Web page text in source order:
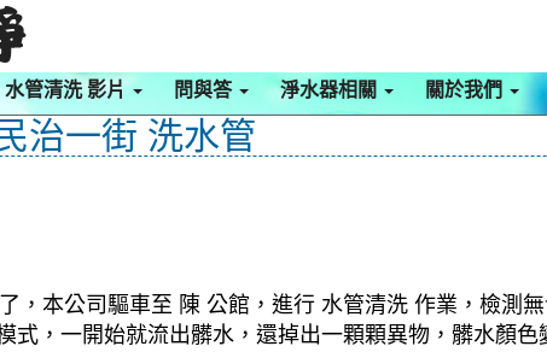
水管清洗 影片 問與答 淨水器相關 關於我們
治一街 洗水管
，本公司驅車至 陳 公館，進行 水管清洗 作業，檢測
式，一開始就流出髒水，還掉出一顆顆異物，髒水顏